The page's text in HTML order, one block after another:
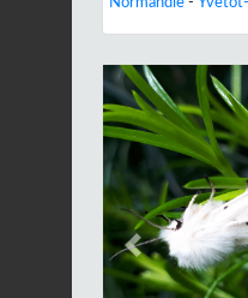
Previous